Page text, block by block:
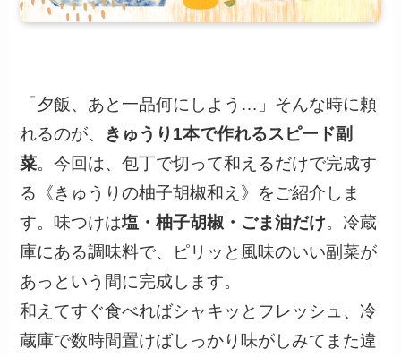
「夕飯、あと一品何にしよう…」そんな時に頼
れるのが、
きゅうり1本で作れるスピード副
菜。今回は、包丁で切って和えるだけで完成す
る《きゅうりの柚子胡椒和え》をご紹介しま
す。味つけは塩・柚子胡椒・ごま油だけ。冷蔵
庫にある調味料で、ピリッと風味のいい副菜が
あっという間に完成します。
和えてすぐ食べればシャキッとフレッシュ、冷
蔵庫で数時間置けばしっかり味がしみてまた違